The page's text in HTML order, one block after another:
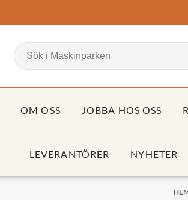
OM OSS JOBBA HOS OSS
LEVERANTÖRER NYHETER